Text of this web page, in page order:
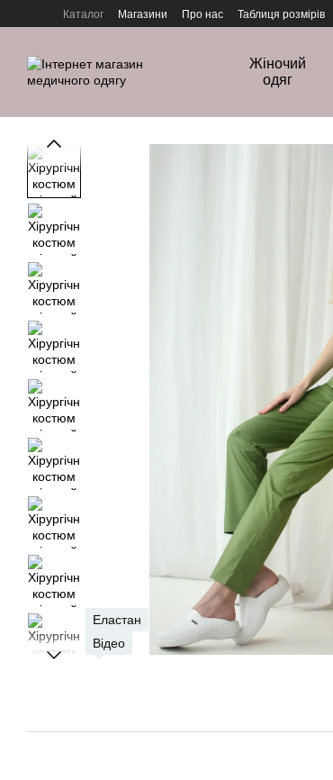
Перейти до основного контенту
Каталог Магазини Про нас Таблиця розмірів
Жіночий
одяг
Еластан
Відео